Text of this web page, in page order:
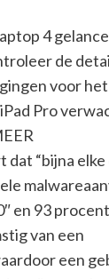
4
de
voor
Pro
“bijna
en 93
van een
een